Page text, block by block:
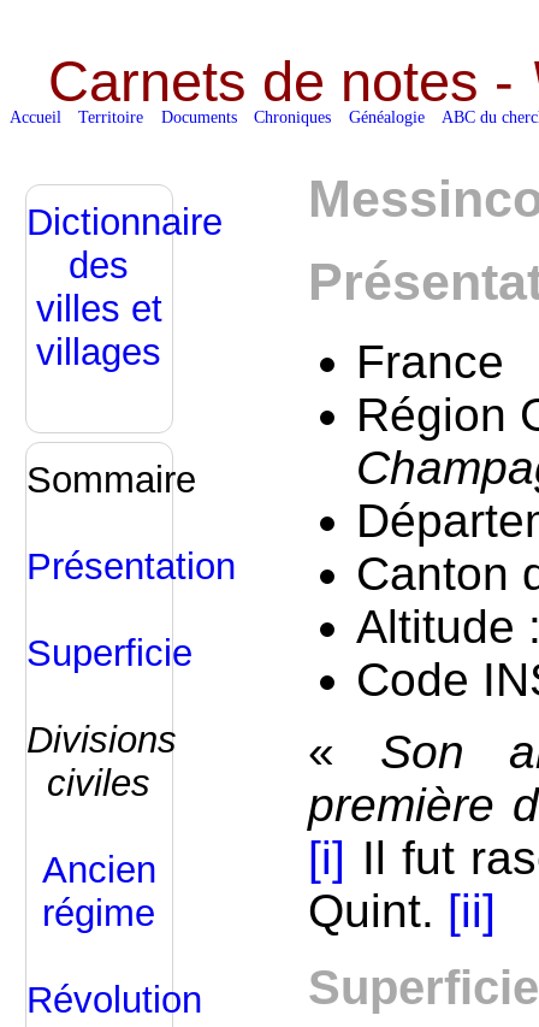
Carnets de notes -
Accueil Territoire Documents Chroniques Généalogie ABC du
France
Région
Canton
Altitude
Code
« Son
première
[i] Il fut
Quint. [ii]
Superficie
Dictionnaire
des
villes et
villages
Sommaire
Présentation
Superficie
Divisions
civiles
Ancien
régime
Révolution